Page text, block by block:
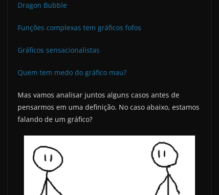
Dragon Bubble
Funções complexas tem gráficos fofos
Gráficos sensacionalistas
Quem tem medo do gráfico mau?
Mas vamos analisar juntos alguns casos antes de
pensarmos em uma definição. No caso abaixo, estamos
falando de um gráfico?